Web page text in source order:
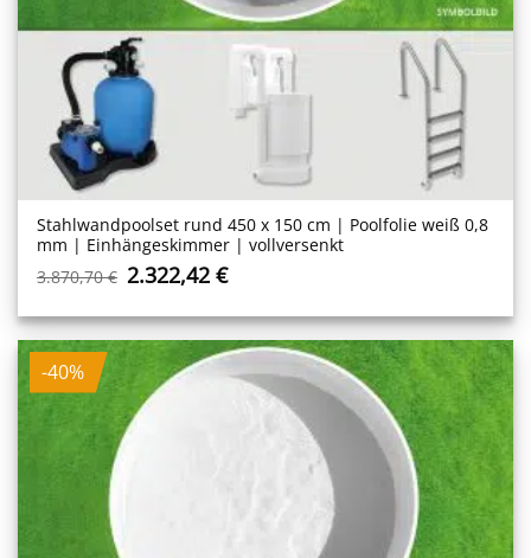
Stahlwand­poolset rund 450 x 150 cm | Poolfolie weiß 0,8
mm | Einhängeskimmer | vollversenkt
3.870,70€ Ursprünglicher
war:
3.870,70 €
2.322,42€Aktueller
ist:
2.322,42 €.
-40%